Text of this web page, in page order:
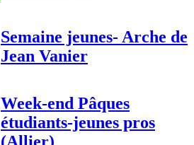
Semaine jeunes- Arche de
Jean Vanier
Week-end Pâques
étudiants-jeunes pros